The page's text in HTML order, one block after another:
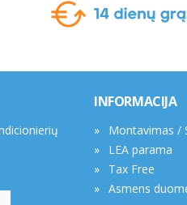
INFORMACIJA
Montavimas /
LEA parama
Tax Free
Asmens